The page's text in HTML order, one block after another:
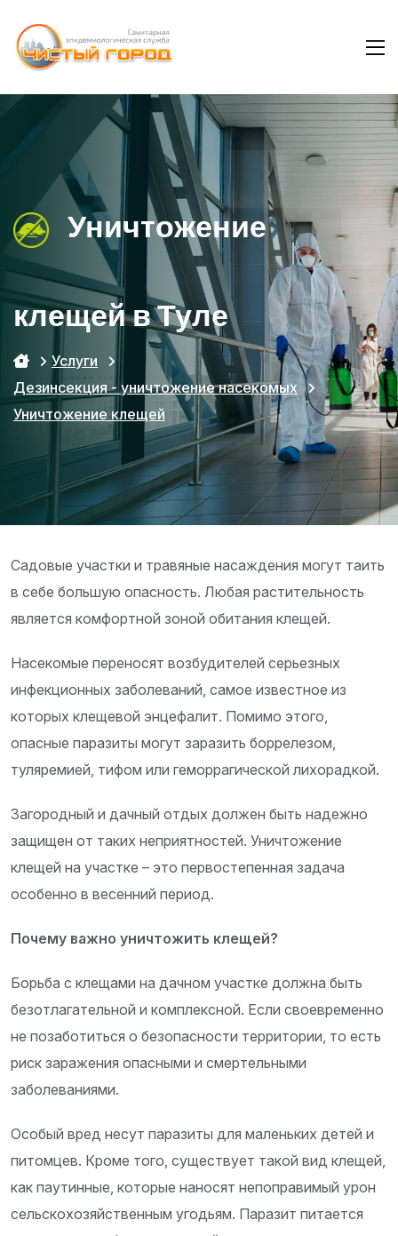
Уничтожение
клещей в Туле
Услуги
Дезинсекция - уничтожение насекомых
Уничтожение клещей
Садовые участки и травяные насаждения могут таить
в себе большую опасность. Любая растительность
является комфортной зоной обитания клещей.
Насекомые переносят возбудителей серьезных
инфекционных заболеваний, самое известное из
которых клещевой энцефалит. Помимо этого,
опасные паразиты могут заразить боррелезом,
туляремией, тифом или геморрагической лихорадкой.
Загородный и дачный отдых должен быть надежно
защищен от таких неприятностей. Уничтожение
клещей на участке – это первостепенная задача
особенно в весенний период.
Почему важно уничтожить клещей?
Борьба с клещами на дачном участке должна быть
безотлагательной и комплексной. Если своевременно
не позаботиться о безопасности территории, то есть
риск заражения опасными и смертельными
заболеваниями.
Особый вред несут паразиты для маленьких детей и
питомцев. Кроме того, существует такой вид клещей,
как паутинные, которые наносят непоправимый урон
сельскохозяйственным угодьям. Паразит питается